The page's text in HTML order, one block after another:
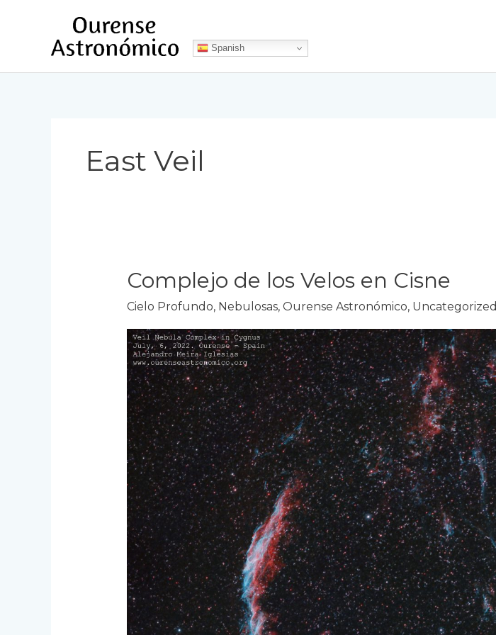
contenido
Spanish
East Veil
Complejo de los Velos en Cisne
Cielo Profundo, Nebulosas, Ourense Astronómico, Uncategorized